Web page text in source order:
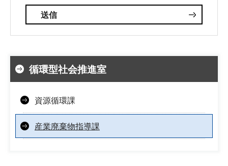
循環型社会推進室
資源循環課
産業廃棄物指導課